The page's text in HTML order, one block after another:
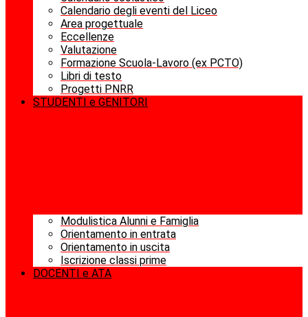
Calendario degli eventi del Liceo
Area progettuale
Eccellenze
Valutazione
Formazione Scuola-Lavoro (ex PCTO)
Libri di testo
Progetti PNRR
STUDENTI e GENITORI
Modulistica Alunni e Famiglia
Orientamento in entrata
Orientamento in uscita
Iscrizione classi prime
DOCENTI e ATA